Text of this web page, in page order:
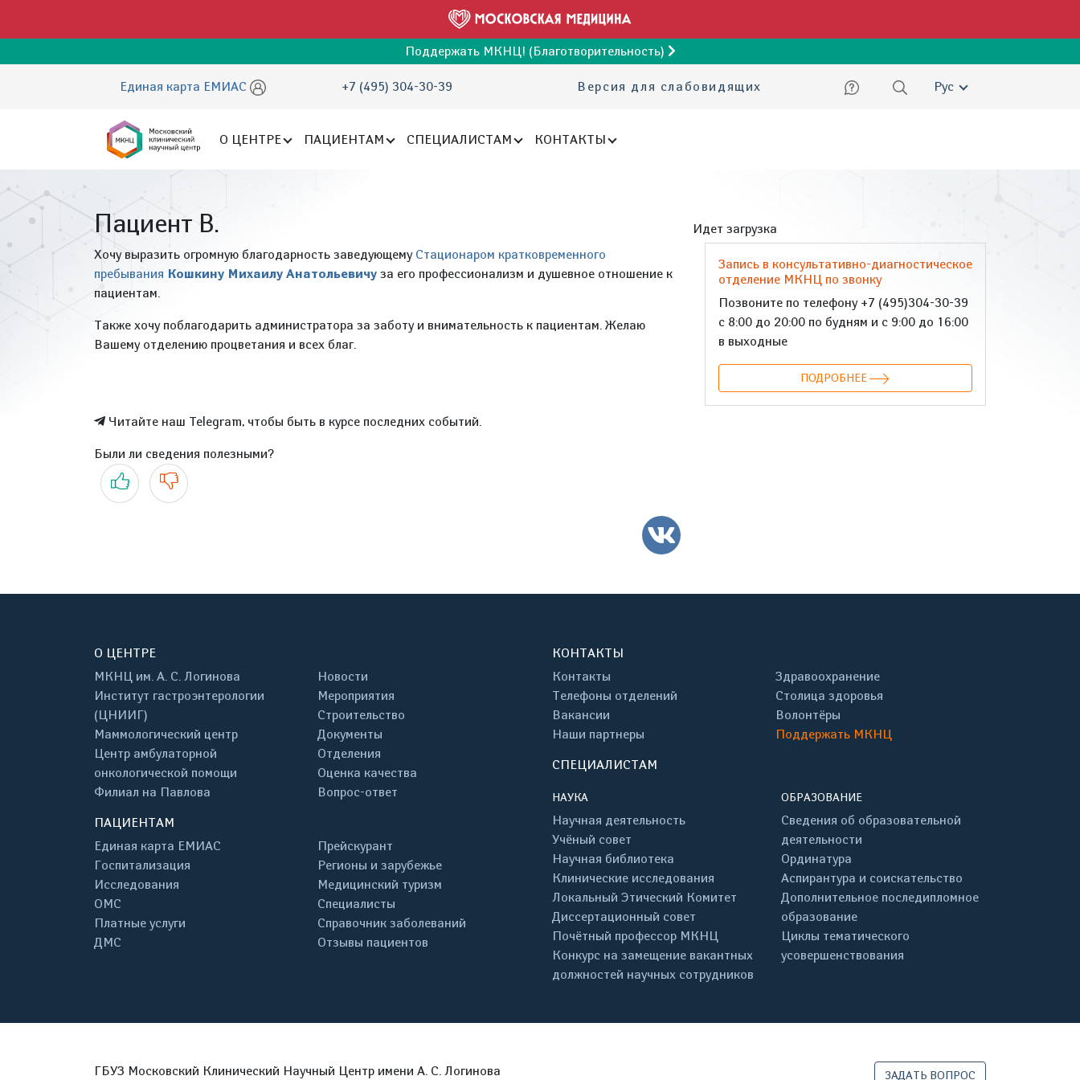
Поддержать МКНЦ! (Благотворительность)
Единая карта ЕМИАС +7 (495) 304-30-39 Версия для слабовидящих Русский
О ЦЕНТРЕ ПАЦИЕНТАМ СПЕЦИАЛИСТАМ КОНТАКТЫ
Пациент В.
Хочу выразить огромную благодарность заведующему Стационаром кратковременного
пребывания Кошкину Михаилу Анатольевичу за его профессионализм и душевное отношение к
пациентам.
Также хочу поблагодарить администратора за заботу и внимательность к пациентам. Желаю
Вашему отделению процветания и всех благ.
Читайте наш Telegram, чтобы быть в курсе последних событий.
Были ли сведения полезными?
Да Нет
ВКонтакте
Идет загрузка
Запись в консультативно-диагностическое
отделение МКНЦ по звонку
Позвоните по телефону +7 (495)304-30-39
с 8:00 до 20:00 по будням и с 9:00 до 16:00
в выходные
ПОДРОБНЕЕ
О ЦЕНТРЕ
МКНЦ им. А. С. Логинова
Институт гастроэнтерологии
(ЦНИИГ)
Маммологический центр
Центр амбулаторной
онкологической помощи
Филиал на Павлова
Новости
Мероприятия
Строительство
Документы
Отделения
Оценка качества
Вопрос-ответ
ПАЦИЕНТАМ
Единая карта ЕМИАС
Госпитализация
Исследования
ОМС
Платные услуги
ДМС
Прейскурант
Регионы и зарубежье
Медицинский туризм
Специалисты
Справочник заболеваний
Отзывы пациентов
КОНТАКТЫ
Контакты
Телефоны отделений
Вакансии
Наши партнеры
Здравоохранение
Столица здоровья
Волонтёры
Поддержать МКНЦ
СПЕЦИАЛИСТАМ
НАУКА
Научная деятельность
Учёный совет
Научная библиотека
Клинические исследования
Локальный Этический Комитет
Диссертационный совет
Почётный профессор МКНЦ
Конкурс на замещение вакантных
должностей научных сотрудников
ОБРАЗОВАНИЕ
Сведения об образовательной
деятельности
Ординатура
Аспирантура и соискательство
Дополнительное последипломное
образование
Циклы тематического
усовершенствования
ГБУЗ Московский Клинический Научный Центр имени А. С. Логинова ЗАДАТЬ ВОПРОС